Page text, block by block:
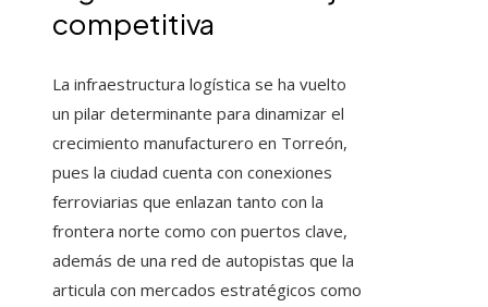
competitiva
La infraestructura logística se ha vuelto
un pilar determinante para dinamizar el
crecimiento manufacturero en Torreón,
pues la ciudad cuenta con conexiones
ferroviarias que enlazan tanto con la
frontera norte como con puertos clave,
además de una red de autopistas que la
articula con mercados estratégicos como